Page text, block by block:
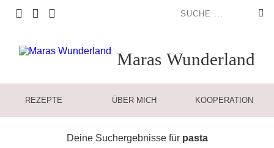
Maras Wunderland
REZEPTE ÜBER MICH KOOPERATION
Deine Suchergebnisse für pasta